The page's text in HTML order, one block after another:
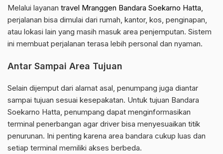
Melalui layanan travel Mranggen Bandara Soekarno Hatta,
perjalanan bisa dimulai dari rumah, kantor, kos, penginapan,
atau lokasi lain yang masih masuk area penjemputan. Sistem
ini membuat perjalanan terasa lebih personal dan nyaman.
Antar Sampai Area Tujuan
Selain dijemput dari alamat asal, penumpang juga diantar
sampai tujuan sesuai kesepakatan. Untuk tujuan Bandara
Soekarno Hatta, penumpang dapat menginformasikan
terminal penerbangan agar driver bisa menyesuaikan titik
penurunan. Ini penting karena area bandara cukup luas dan
setiap terminal memiliki akses berbeda.